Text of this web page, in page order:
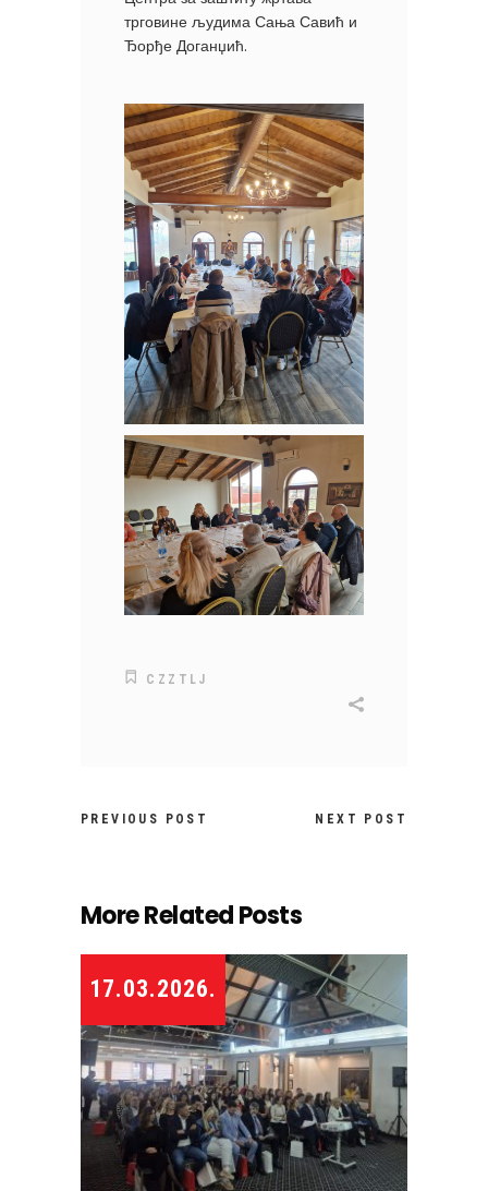
трговине људима Сања Савић и
Ђорђе Доганџић.
CZZTLJ
PREVIOUS POST NEXT POST
More Related Posts
17.03.2026.